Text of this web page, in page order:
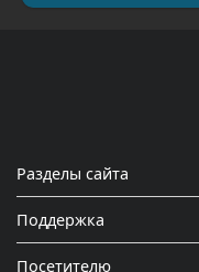
Разделы сайта
Поддержка
Посетителю